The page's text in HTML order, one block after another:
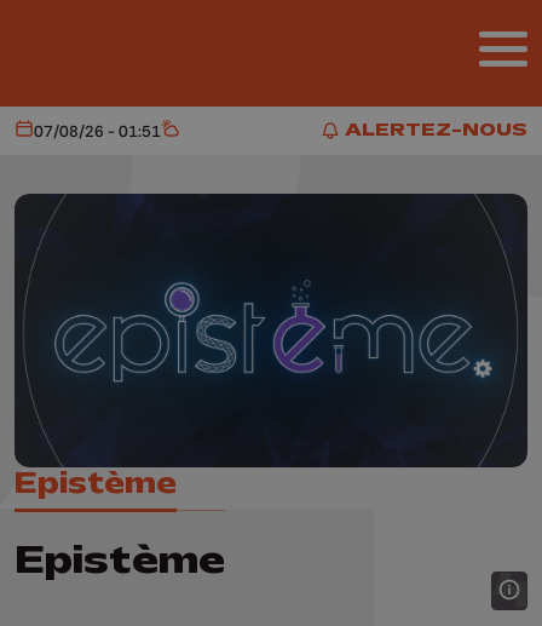
ALERTEZ-NOUS
ALERTEZ-NOUS
Aujourd'hui
07/08/26 - 01:51 Météo
Epistème
Epistème